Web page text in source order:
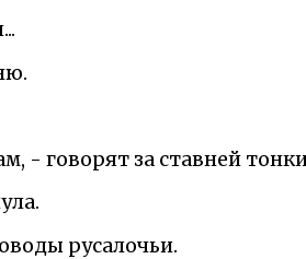
- говорят за ставней
русалочьи.